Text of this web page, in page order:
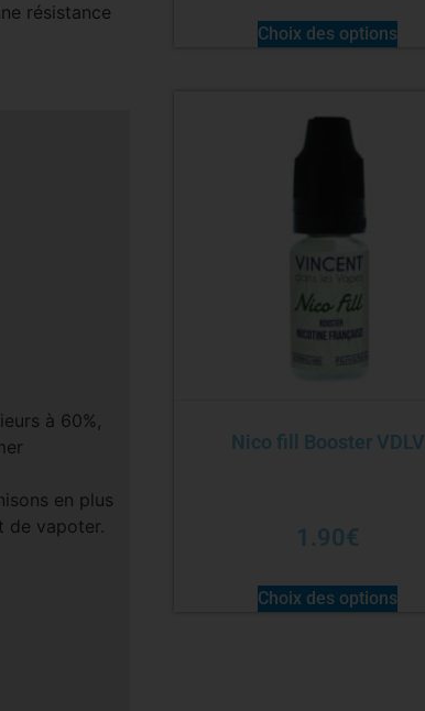
résistance
à 60%,
en plus
de vapoter.
Choix des options
Nico fill Booster VDLV
1.90€
Choix des options